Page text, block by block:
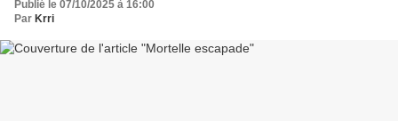
Publié le 07/10/2025 à 16:00
Par Krri